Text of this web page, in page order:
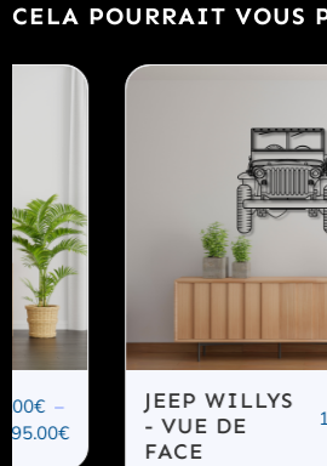
CELA POURRAIT VOUS
JEEP WILLYS
- VUE DE
FACE
100.00